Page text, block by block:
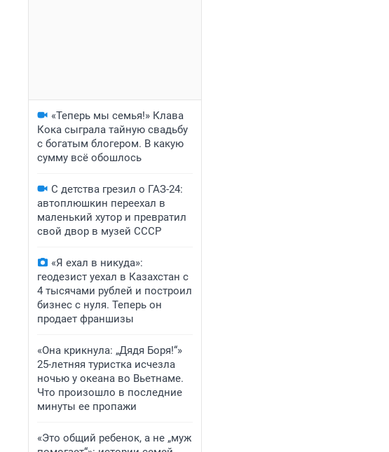
«Теперь мы семья!» Клава
Кока сыграла тайную свадьбу
с богатым блогером. В какую
сумму всё обошлось
С детства грезил о ГАЗ-24:
автоплюшкин переехал в
маленький хутор и превратил
свой двор в музей СССР
«Я ехал в никуда»:
геодезист уехал в Казахстан с
4 тысячами рублей и построил
бизнес с нуля. Теперь он
продает франшизы
«Она крикнула: „Дядя Боря!“»
25-летняя туристка исчезла
ночью у океана во Вьетнаме.
Что произошло в последние
минуты ее пропажи
«Это общий ребенок, а не „муж